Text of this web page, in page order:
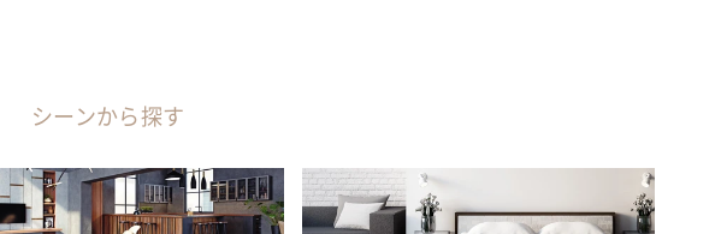
シーンから探す